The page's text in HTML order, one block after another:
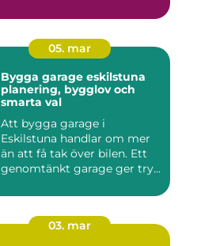
05. mar
Bygga garage eskilstuna
planering, bygglov och
smarta val
Att bygga garage i
Eskilstuna handlar om mer
än att få tak över bilen. Ett
genomtänkt garage ger try...
03. mar